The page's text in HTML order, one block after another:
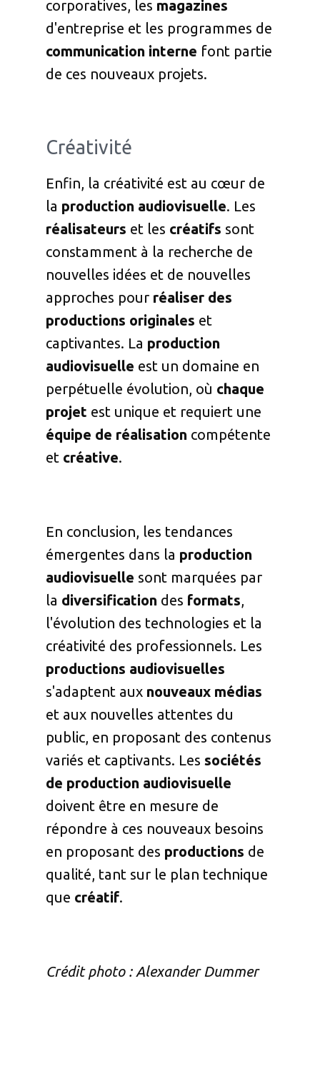
corporatives, les magazines
d'entreprise et les programmes de
communication interne font partie
de ces nouveaux projets.
Créativité
Enfin, la créativité est au cœur de
la production audiovisuelle. Les
réalisateurs et les créatifs sont
constamment à la recherche de
nouvelles idées et de nouvelles
approches pour réaliser des
productions originales et
captivantes. La production
audiovisuelle est un domaine en
perpétuelle évolution, où chaque
projet est unique et requiert une
équipe de réalisation compétente
et créative.
En conclusion, les tendances
émergentes dans la production
audiovisuelle sont marquées par
la diversification des formats,
l'évolution des technologies et la
créativité des professionnels. Les
productions audiovisuelles
s'adaptent aux nouveaux médias
et aux nouvelles attentes du
public, en proposant des contenus
variés et captivants. Les sociétés
de production audiovisuelle
doivent être en mesure de
répondre à ces nouveaux besoins
en proposant des productions de
qualité, tant sur le plan technique
que créatif.
Crédit photo : Alexander Dummer